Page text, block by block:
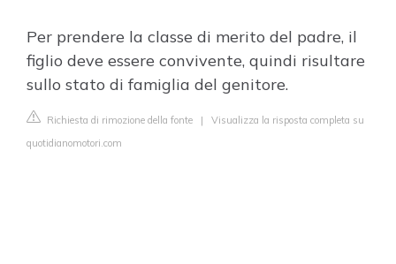
Per prendere la classe di merito del padre, il
figlio deve essere convivente, quindi risultare
sullo stato di famiglia del genitore.
Richiesta di rimozione della fonte | Visualizza la risposta completa su
quotidianomotori.com